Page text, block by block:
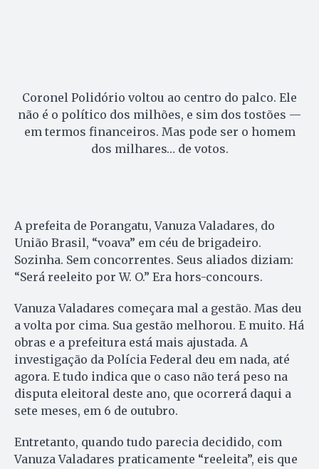
Coronel Polidório voltou ao centro do palco. Ele
não é o político dos milhões, e sim dos tostões —
em termos financeiros. Mas pode ser o homem
dos milhares… de votos.
A prefeita de Porangatu, Vanuza Valadares, do
União Brasil, “voava” em céu de brigadeiro.
Sozinha. Sem concorrentes. Seus aliados diziam:
“Será reeleito por W. O.” Era hors-concours.
Vanuza Valadares começara mal a gestão. Mas deu
a volta por cima. Sua gestão melhorou. E muito. Há
obras e a prefeitura está mais ajustada. A
investigação da Polícia Federal deu em nada, até
agora. E tudo indica que o caso não terá peso na
disputa eleitoral deste ano, que ocorrerá daqui a
sete meses, em 6 de outubro.
Entretanto, quando tudo parecia decidido, com
Vanuza Valadares praticamente “reeleita”, eis que